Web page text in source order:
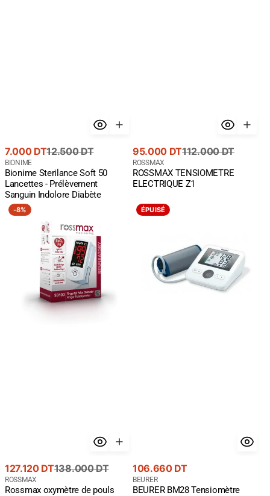
Prix
de
vente
7.000 DT
Prix
courant
12.500 DT
Fournisseur
:
BIONIME
Bionime Sterilance Soft 50
Lancettes - Prélèvement
Sanguin Indolore Diabète
Prix
de
vente
95.000 DT
Prix
courant
112.000 DT
Fournisseur
:
ROSSMAX
ROSSMAX TENSIOMETRE
ELECTRIQUE Z1
Rossmax
oxymètre
-8%
Prix
de
127.120 DT
Prix
courant
138.000 DT
Fournisseur
:
ROSSMAX
Rossmax oxymètre de pouls
BEURER
BM28
universelle
ÉPUISÉ
Prix
courant
106.660 DT
Fournisseur
:
BEURER
BEURER BM28 Tensiomètre